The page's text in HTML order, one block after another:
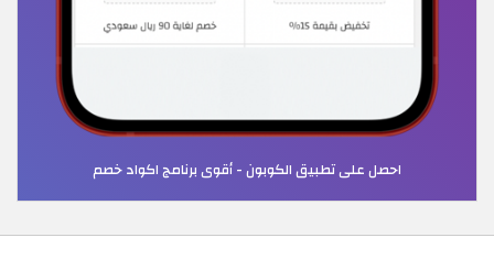
احصل على تطبيق الكوبون - أقوى برنامج اكواد خصم